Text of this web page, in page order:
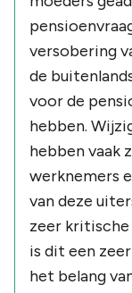
versobering
de
voor de
hebben.
hebben vaak
werknemers
van deze
zeer
is dit een
het belang